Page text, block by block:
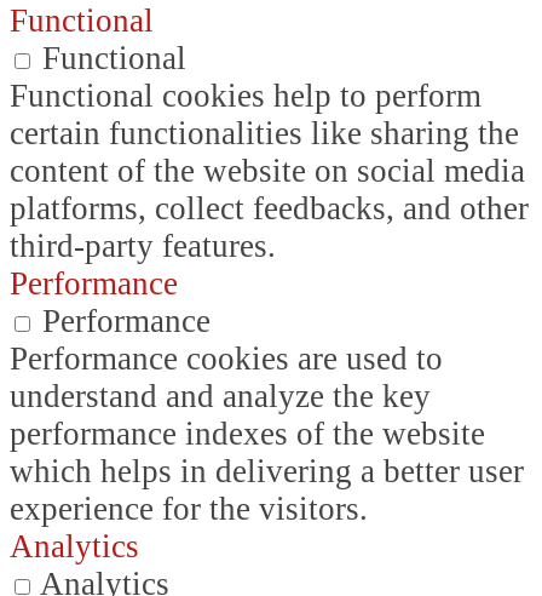
Functional
Functional
Functional cookies help to perform
certain functionalities like sharing the
content of the website on social media
platforms, collect feedbacks, and other
third-party features.
Performance
Performance
Performance cookies are used to
understand and analyze the key
performance indexes of the website
which helps in delivering a better user
experience for the visitors.
Analytics
Analytics